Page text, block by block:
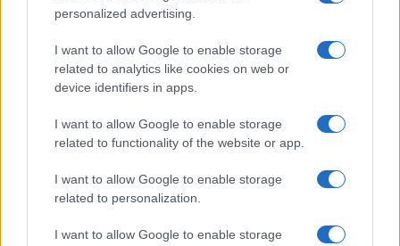
personalized advertising.
I want to allow Google to enable storage
related to analytics like cookies on web or
device identifiers in apps.
I want to allow Google to enable storage
related to functionality of the website or app.
I want to allow Google to enable storage
related to personalization.
I want to allow Google to enable storage
Stade Toulousain : "J'attendais avec
impatience un appel de Fabien", Romain
Ntamack savoure sa tournée avec le XV
de France
Stade Toulousain : "Un beau champion"
mais "aucun club ne peut être placé en
Roubert
Stade Toulousain : Match amical, date de